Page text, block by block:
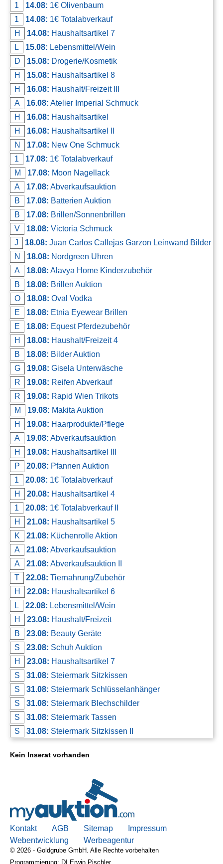
1
14.08: 1€ Olivenbaum
1
14.08: 1€ Totalabverkauf
H
14.08: Haushaltsartikel 7
L
15.08: Lebensmittel/Wein
D
15.08: Drogerie/Kosmetik
H
15.08: Haushaltsartikel 8
H
16.08: Haushalt/Freizeit III
A
16.08: Atelier Imperial Schmuck
H
16.08: Haushaltsartikel
H
16.08: Haushaltsartikel II
N
17.08: New One Schmuck
1
17.08: 1€ Totalabverkauf
M
17.08: Moon Nagellack
A
17.08: Abverkaufsauktion
B
17.08: Batterien Auktion
B
17.08: Brillen/Sonnenbrillen
V
18.08: Victoria Schmuck
J
18.08: Juan Carlos Callejas Garzon Leinwand Bilder
N
18.08: Nordgreen Uhren
A
18.08: Alavya Home Kinderzubehör
B
18.08: Brillen Auktion
O
18.08: Oval Vodka
E
18.08: Etnia Eyewear Brillen
E
18.08: Equest Pferdezubehör
H
18.08: Haushalt/Freizeit 4
B
18.08: Bilder Auktion
G
19.08: Gisela Unterwäsche
R
19.08: Reifen Abverkauf
R
19.08: Rapid Wien Trikots
M
19.08: Makita Auktion
H
19.08: Haarprodukte/Pflege
A
19.08: Abverkaufsauktion
H
19.08: Haushaltsartikel III
P
20.08: Pfannen Auktion
1
20.08: 1€ Totalabverkauf
H
20.08: Haushaltsartikel 4
1
20.08: 1€ Totalabverkauf II
H
21.08: Haushaltsartikel 5
K
21.08: Küchenrolle Aktion
A
21.08: Abverkaufsauktion
A
21.08: Abverkaufsauktion II
T
22.08: Tiernahrung/Zubehör
H
22.08: Haushaltsartikel 6
L
22.08: Lebensmittel/Wein
H
23.08: Haushalt/Freizeit
B
23.08: Beauty Geräte
S
23.08: Schuh Auktion
H
23.08: Haushaltsartikel 7
S
31.08: Steiermark Sitzkissen
S
31.08: Steiermark Schlüsselanhänger
S
31.08: Steiermark Blechschilder
S
31.08: Steiermark Tassen
S
31.08: Steiermark Sitzkissen II
Kein Inserat vorhanden
Kontakt AGB Sitemap
Impressum
Webentwicklung
Werbeagentur
© 2026 - Goldgrube GmbH. Alle Rechte vorbehalten
Programmierung: DI Erwin Pischler